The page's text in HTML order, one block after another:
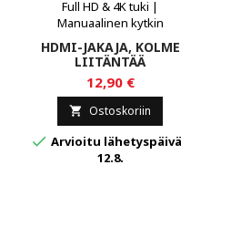
HDMI-JAKAJA, KOLME
LIITÄNTÄÄ
12,90 €
 Ostoskoriin
 Arvioitu lähetyspäivä
12.8.